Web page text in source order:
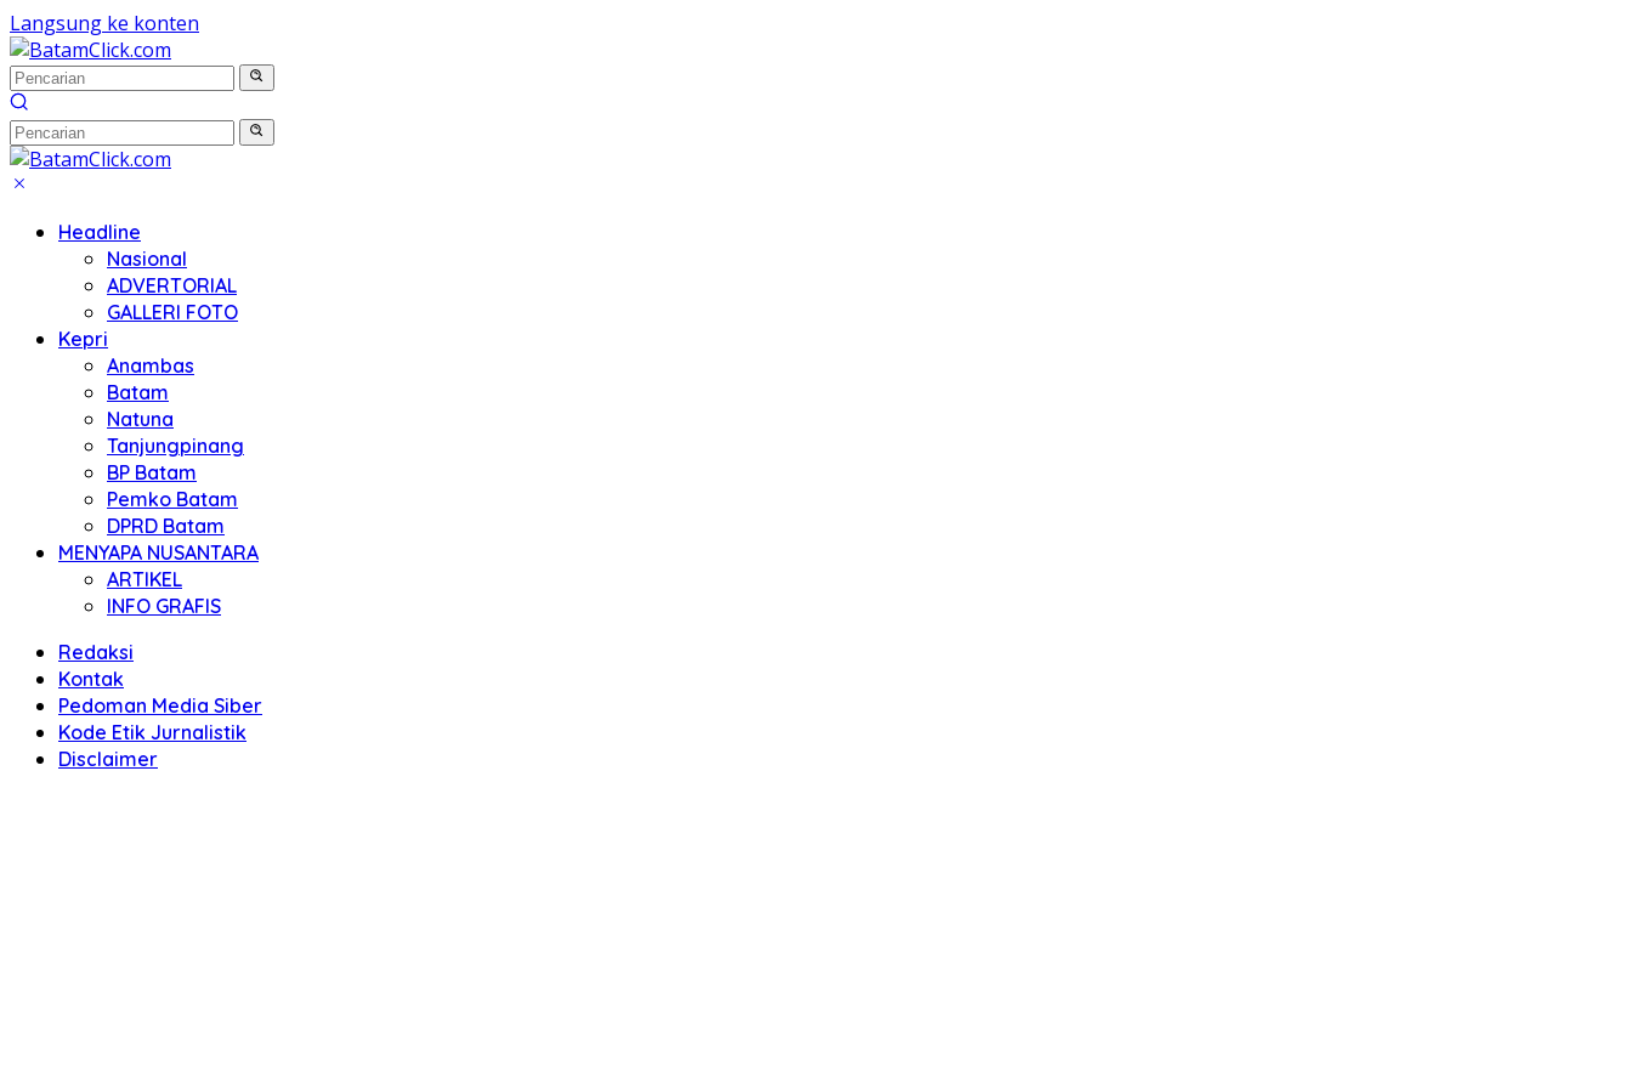
Langsung ke konten
Headline
Nasional
ADVERTORIAL
GALLERI FOTO
Kepri
Anambas
Batam
Natuna
Tanjungpinang
BP Batam
Pemko Batam
DPRD Batam
MENYAPA NUSANTARA
ARTIKEL
INFO GRAFIS
Redaksi
Kontak
Pedoman Media Siber
Kode Etik Jurnalistik
Disclaimer